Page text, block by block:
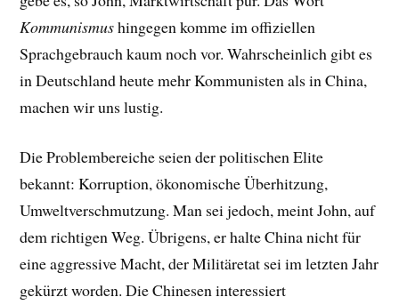
Kommunismushingegen komme im offiziellen
Sprachgebrauch kaum noch vor. Wahrscheinlich gibt es
in Deutschland heute mehr Kommunisten als in China,
machen wir uns lustig.
Die Problembereiche seien der politischen Elite
bekannt: Korruption, ökonomische Überhitzung,
Umweltverschmutzung. Man sei jedoch, meint John, auf
dem richtigen Weg. Übrigens, er halte China nicht für
eine aggressive Macht, der Militäretat sei im letzten Jahr
gekürzt worden. Die Chinesen interessiert